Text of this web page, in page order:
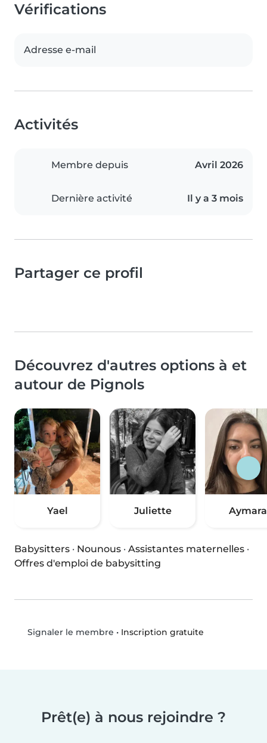
Vérifications
Adresse e-mail
Activités
Membre depuis Avril 2026
Dernière activité Il y a 3 mois
Partager ce profil
Découvrez d'autres options à et
autour de Pignols
Yael Juliette Aymara
Babysitters · Nounous · Assistantes maternelles ·
Offres d'emploi de babysitting
Signaler le membre • Inscription gratuite
Prêt(e) à nous rejoindre ?